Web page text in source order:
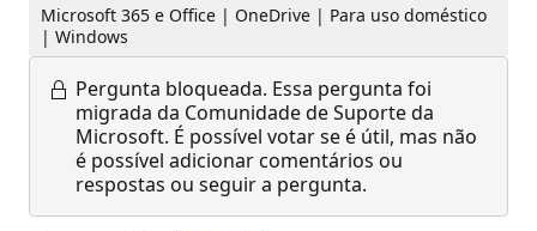
Microsoft 365 e Office | OneDrive | Para uso doméstico
| Windows
Pergunta bloqueada. Essa pergunta foi
migrada da Comunidade de Suporte da
Microsoft. É possível votar se é útil, mas não
é possível adicionar comentários ou
respostas ou seguir a pergunta.